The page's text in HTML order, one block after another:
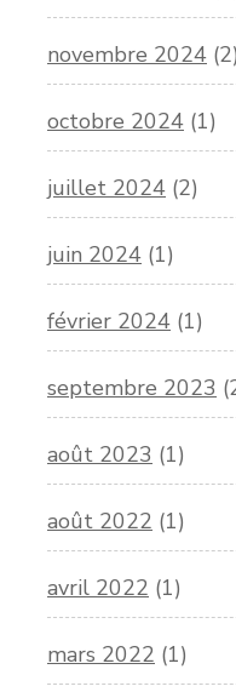
novembre 2024 (2)
octobre 2024 (1)
juillet 2024 (2)
juin 2024 (1)
février 2024 (1)
septembre 2023
août 2023 (1)
août 2022 (1)
avril 2022 (1)
mars 2022 (1)